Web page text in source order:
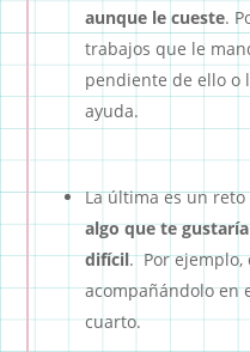
aunque le cueste.
trabajos que le
pendiente de ello o
ayuda.
La última es un reto
algo que te
difícil. Por ejemplo,
acompañándolo en
cuarto.